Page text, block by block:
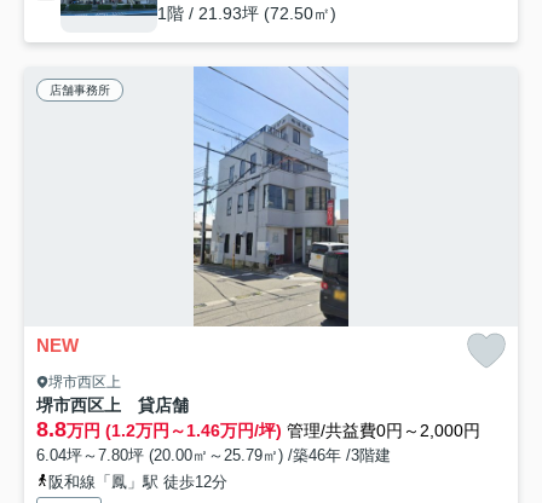
1階 / 21.93坪 (72.50㎡)
店舗事務所
NEW
堺市西区上
堺市西区上 貸店舗
8.8万円 (1.2万円～1.46万円/坪) 管理/共益費0円～2,000円
6.04坪～7.80坪 (20.00㎡～25.79㎡) /築46年 /3階建
阪和線「鳳」駅 徒歩12分